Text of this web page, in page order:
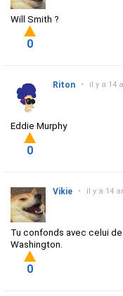
Will Smith ?
0
Riton • il y a 14
Eddie Murphy
0
Vikie • il y a 14
Tu confonds avec celui
Washington.
0